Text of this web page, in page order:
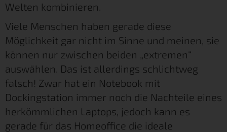
Welten kombinieren.
Viele Menschen haben gerade diese
Möglichkeit gar nicht im Sinne und meinen, sie
können nur zwischen beiden „extremen“
auswählen. Das ist allerdings schlichtweg
falsch! Zwar hat ein Notebook mit
Dockingstation immer noch die Nachteile eines
herkömmlichen Laptops, jedoch kann es
gerade für das Homeoffice die ideale